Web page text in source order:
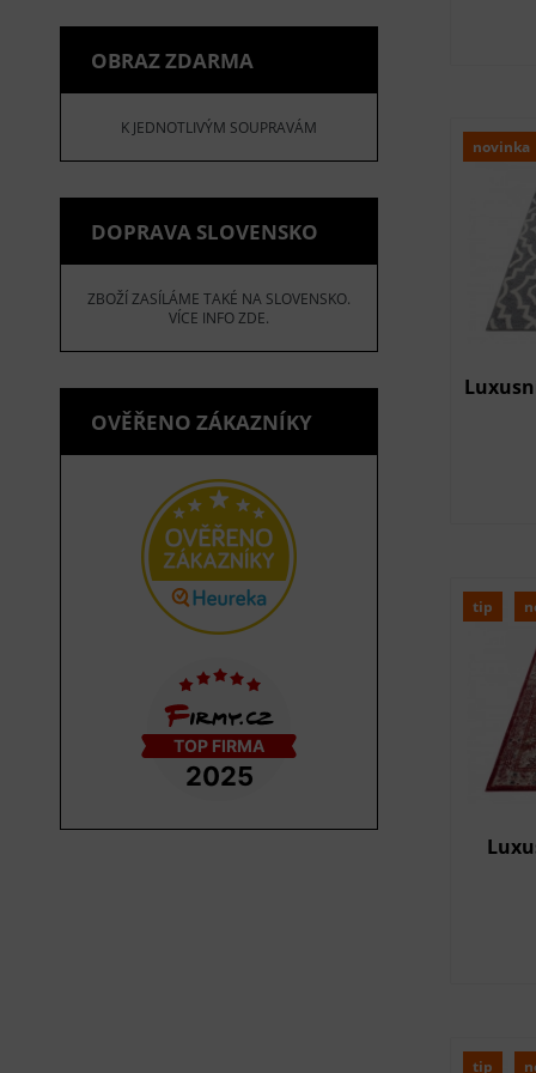
OBRAZ ZDARMA
K JEDNOTLIVÝM SOUPRAVÁM
DOPRAVA SLOVENSKO
ZBOŽÍ ZASÍLÁME TAKÉ NA SLOVENSKO.
VÍCE INFO ZDE.
OVĚŘENO ZÁKAZNÍKY
novinka
tip
tip